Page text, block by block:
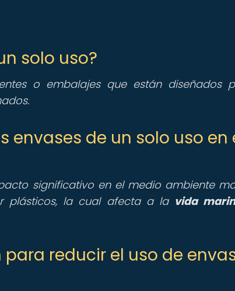
solo uso?
o embalajes que están diseñados
envases de un solo uso en
significativo en el medio ambiente
plásticos, la cual afecta a la vida
reducir el uso de